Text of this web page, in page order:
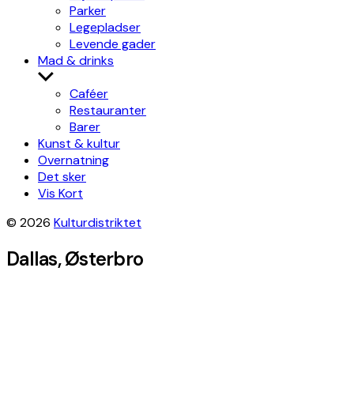
Parker
Legepladser
Levende gader
Mad & drinks
Show
sub
menu
Caféer
Restauranter
Barer
Kunst & kultur
Overnatning
Det sker
Vis Kort
© 2026 Kulturdistriktet
Dallas, Østerbro
Leaflet|©OpenStreetMapcontributors, Tiles style by